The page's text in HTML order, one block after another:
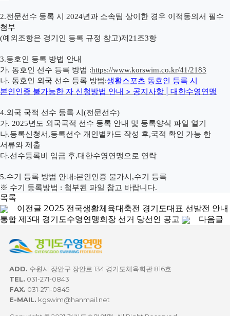
2.전문선수 등록 시 2024년과 소속팀 상이한 경우 이적동의서 필수
첨부
(예외조항은 경기인 등록 규정 참고)제 21 조3항
3.동호인 등록 방법 안내
가. 동호인 선수 등록 방법 :https://www.korswim.co.kr/41/2183
나. 동호인 외국 선수 등록 방법:생활스포츠 동호인 등록 시
본인인증 불가능한 자 신청방법 안내 > 공지사항 대한수영연맹
4.외국 국적 선수 등록 시 (전문선수)
가. 2025년도 외국국적 선수 등록 안내 및 등록양식 파일 열기
나.등록신청서 ,등록선수 개인별카드 작성 후,국적 확인 가능 한
서류와 제출
다.선수등록비 입금 후,대한수영연맹으로 연락
5.수기 등록 방법 안내 :본인인증 불가시 ,수기 등록
※ 수기 등록방법 : 첨부된 파일 참고 바랍니다.
목록
이전글 2025 전국생활체육대축전 경기도대표 선발전 안내
통합 제3대 경기도수영연맹회장 선거 당선인 공고
다음글
ADD. 수원시 장안구 장안로 134 경기도체육회관 816호
TEL. 031-271-0843
FAX. 031-271-0845
E-MAIL. kgswim@hanmail.net